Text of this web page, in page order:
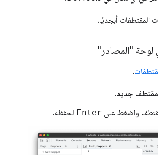
المقتطفات أبجديًا.
"المصادر"
.
مقتطف جديد.
واضغط على Enter لحفظه.